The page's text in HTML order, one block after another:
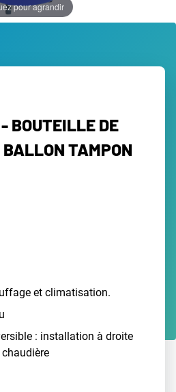
pour agrandir
BOUTEILLE DE
TAMPON
et climatisation.
: installation à droite